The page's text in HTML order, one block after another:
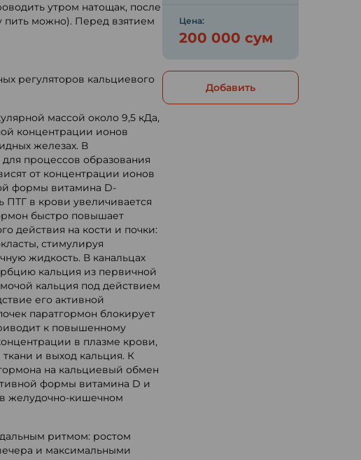
утром натощак, после
пить можно). Перед взятием
регуляторов кальциевого
массой около 9,5 кДа,
концентрации ионов
железах. В
процессов образования
от концентрации ионов
формы витамина D-
ПТГ в крови увеличивается
быстро повышает
действия на кости и почки:
стимулируя
жидкость. В канальцах
кальция из первичной
кальция под действием
его активной
паратгормон блокирует
к повышенному
в плазме крови,
и выход кальция. К
на кальциевый обмен
формы витамина D и
желудочно-кишечном
ритмом: ростом
и максимальными
Цена:
200 000 сум
Добавить